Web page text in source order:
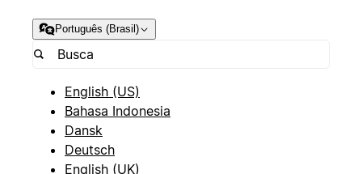
Português (Brasil)
English (US)
Bahasa Indonesia
Dansk
Deutsch
English (UK)